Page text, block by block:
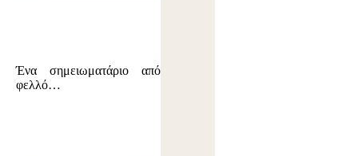
Ένα σημειωματάριο από
φελλό…